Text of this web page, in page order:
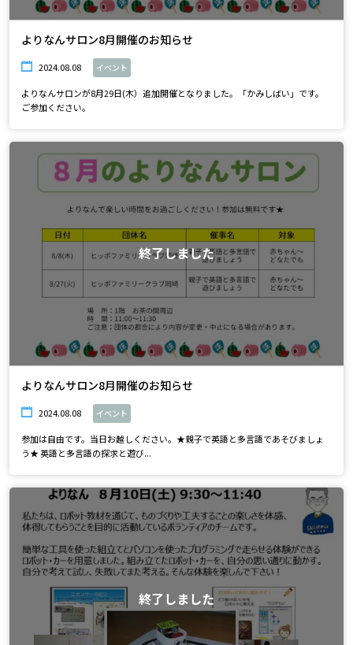
よりなんサロン8月開催のお知らせ
2024.08.08 イベント
よりなんサロンが8月29日(木）追加開催となりました。「かみしばい」です。
ご参加ください。
終了しました
よりなんサロン8月開催のお知らせ
2024.08.08 イベント
参加は自由です。当日お越しください。★親子で英語と多言語であそびましょ
う★ 英語と多言語の探求と遊び...
終了しました